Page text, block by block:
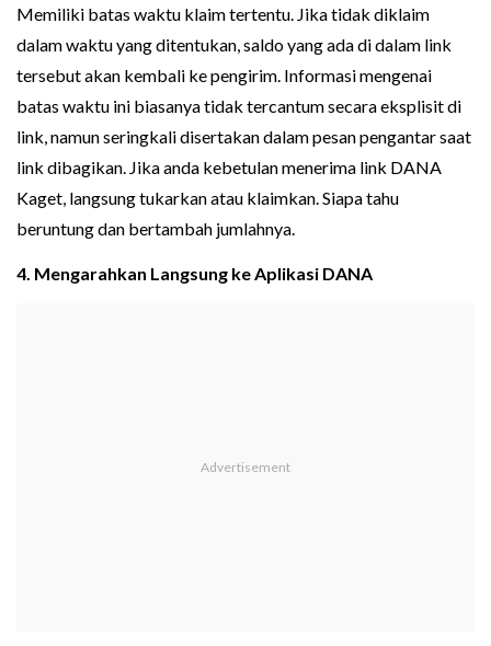
Memiliki batas waktu klaim tertentu. Jika tidak diklaim
dalam waktu yang ditentukan, saldo yang ada di dalam link
tersebut akan kembali ke pengirim. Informasi mengenai
batas waktu ini biasanya tidak tercantum secara eksplisit di
link, namun seringkali disertakan dalam pesan pengantar saat
link dibagikan. Jika anda kebetulan menerima link DANA
Kaget, langsung tukarkan atau klaimkan. Siapa tahu
beruntung dan bertambah jumlahnya.
4. Mengarahkan Langsung ke Aplikasi DANA